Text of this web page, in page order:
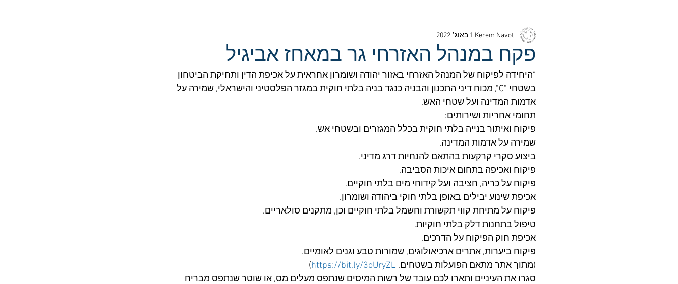
פקח במנהל האזרחי גר במאחז אביגיל
Kerem Navot 1 באוג׳ 2022
"היחידה לפיקוח של המנהל האזרחי באזור יהודה ושומרון אחראית על אכיפת הדין ותחיקת הביטחון
בשטחי "C", מכוח דיני התכנון והבניה כנגד בניה בלתי חוקית במגזר הפלסטיני והישראלי, שמירה על
אדמות המדינה ועל שטחי האש.
תחומי אחריות ושירותים:
פיקוח ואיתור בנייה בלתי חוקית בכלל המגזרים ובשטחי אש.
שמירה על אדמות המדינה.
ביצוע סקרי קרקעות בהתאם להנחיות דרג מדיני.
פיקוח ואכיפה בתחום איכות הסביבה.
פיקוח על כריה, חציבה ועל קידוחי מים בלתי חוקיים.
אכיפת שינוע יבילים באופן בלתי חוקי ביהודה ושומרון.
פיקוח על מתיחת קווי תקשורת וחשמל בלתי חוקיים וכן, מתקנים סולאריים.
טיפול בתחנות דלק בלתי חוקיות.
אכיפת חוק הפיקוח על הדרכים.
פיקוח ביערות, אתרים ארכיאולוגים, שמורות טבע וגנים לאומיים.
(מתוך אתר מתאם הפועלות בשטחים. https://bit.ly/3oUryZL
)
סגרו את העיניים ותארו לכם עובד של רשות המיסים שנתפס מעלים מס, או שוטר שנתפס מבריח